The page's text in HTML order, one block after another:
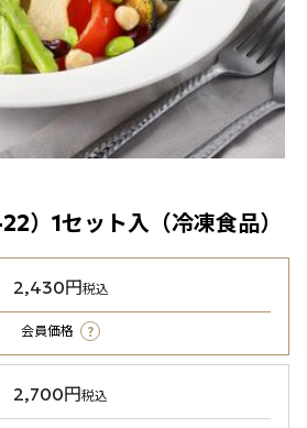
）1セット入（冷凍食品）
2,430円税込
会員価格 ?
2,700円税込